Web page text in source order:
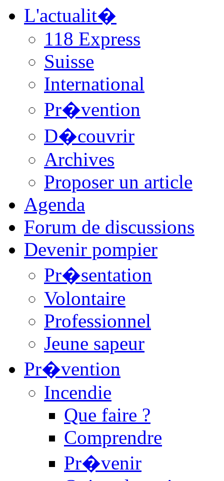
L'actualit�
118 Express
Suisse
International
Pr�vention
D�couvrir
Archives
Proposer un article
Agenda
Forum de discussions
Devenir pompier
Pr�sentation
Volontaire
Professionnel
Jeune sapeur
Pr�vention
Incendie
Que faire ?
Comprendre
Pr�venir